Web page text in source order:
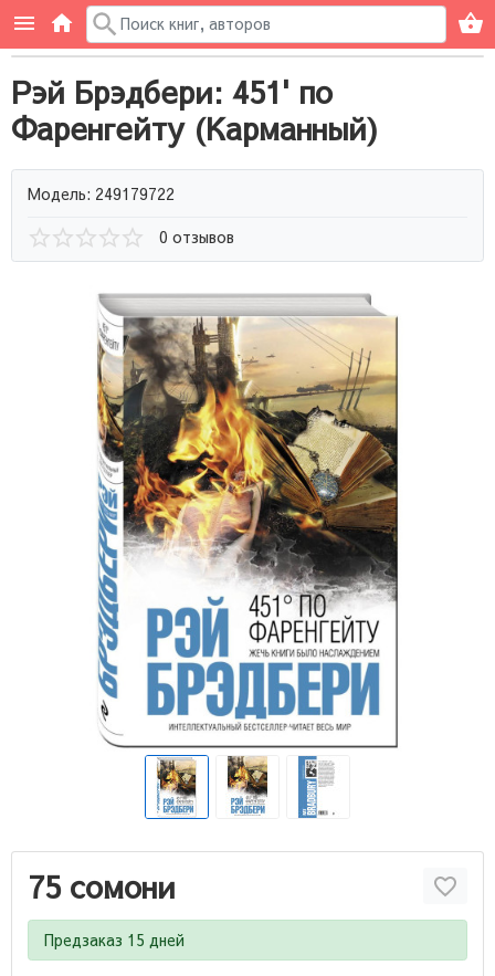
Рэй Брэдбери: 451' по
Фаренгейту (Карманный)
Модель: 249179722
0 отзывов
75 сомони
Предзаказ 15 дней